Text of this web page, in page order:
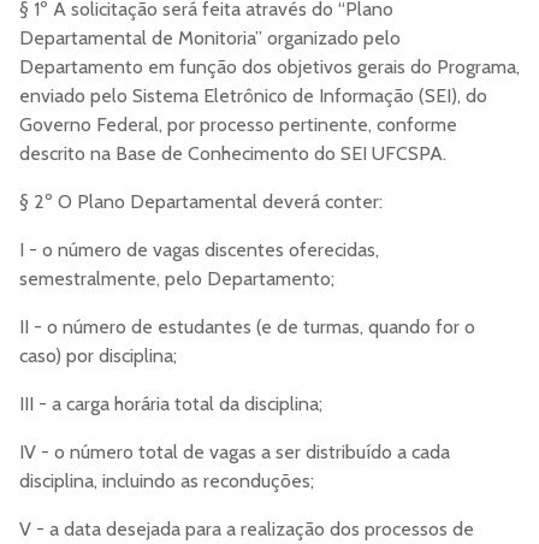
§ 1º A solicitação será feita através do “Plano
Departamental de Monitoria” organizado pelo
Departamento em função dos objetivos gerais do Programa,
enviado pelo Sistema Eletrônico de Informação (SEI), do
Governo Federal, por processo pertinente, conforme
descrito na Base de Conhecimento do SEI UFCSPA.
§ 2º O Plano Departamental deverá conter:
I - o número de vagas discentes oferecidas,
semestralmente, pelo Departamento;
II - o número de estudantes (e de turmas, quando for o
caso) por disciplina;
III - a carga horária total da disciplina;
IV - o número total de vagas a ser distribuído a cada
disciplina, incluindo as reconduções;
V - a data desejada para a realização dos processos de